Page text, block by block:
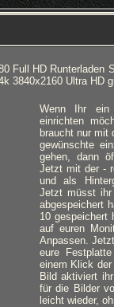
Full HD Runterladen
3840x2160 Ultra HD
Wenn Ihr ein
einrichten
braucht nur mit
gewünschte
gehen, dann
Jetzt mit der -
und als
Jetzt müsst
abgespeichert
10 gespeichert
auf euren
Anpassen.
eure
einem Klick
Bild aktiviert
für die Bilder
leicht wieder,